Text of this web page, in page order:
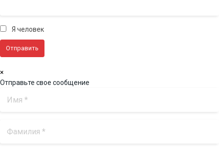
Я человек
×
Отправьте свое сообщение